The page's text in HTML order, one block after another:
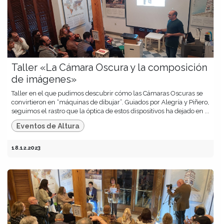
Taller «La Cámara Oscura y la composición
de imágenes»
Taller en el que pudimos descubrir cómo las Cámaras Oscuras se
convirtieron en “máquinas de dibujar”. Guiados por Alegría y Piñero,
seguimos el rastro que la óptica de estos dispositivos ha dejado en ...
Eventos de Altura
18.12.2023